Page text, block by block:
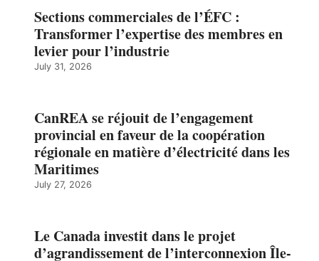
Sections commerciales de l’ÉFC :
Transformer l’expertise des membres en
levier pour l’industrie
July 31, 2026
CanREA se réjouit de l’engagement
provincial en faveur de la coopération
régionale en matière d’électricité dans les
Maritimes
July 27, 2026
Le Canada investit dans le projet
d’agrandissement de l’interconnexion Île-